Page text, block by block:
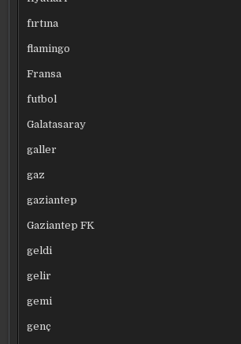
fırtına
flamingo
Fransa
futbol
Galatasaray
galler
gaz
gaziantep
Gaziantep FK
geldi
gelir
gemi
genç